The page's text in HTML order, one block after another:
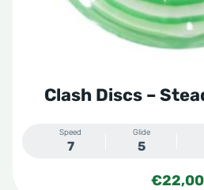
Clash Discs –
Speed
7
Glide
5
€22,00